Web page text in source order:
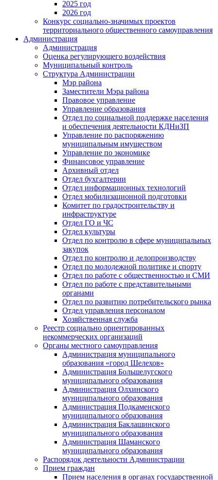
2025 год
2026 год
Конкурс социально-значимых проектов
территориального общественного самоуправления
Администрация
Администрация
Оценка регулирующего воздействия
Муниципальный контроль
Структура Администрации
Мэр района
Заместители Мэра района
Правовое управление
Управление образования
Отдел по социальной поддержке населения
и обеспечения деятельности КДНиЗП
Управление по распоряжению
муниципальным имуществом
Управление по экономике
Финансовое управление
Архивный отдел
Отдел бухгалтерии
Отдел информационных технологий
Отдел мобилизационной подготовки
Комитет по градостроительству и
инфраструктуре
Отдел ГО и ЧС
Отдел культуры
Отдел по контролю в сфере муниципальных
закупок
Отдел по контролю и делопроизводству
Отдел по молодежной политике и спорту
Отдел по работе с общественностью и СМИ
Отдел по работе с представительными
органами
Отдел по развитию потребительского рынка
Отдел управления персоналом
Хозяйственная служба
Реестр социально ориентированных
некоммерческих организаций
Органы местного самоуправления
Администрация муниципального
образования «город Шелехов»
Администрация Большелугского
муниципального образования
Администрация Олхинского
муниципального образования
Администрация Подкаменского
муниципального образования
Администрация Баклашинского
муниципального образования
Администрация Шаманского
муниципального образования
Распорядок деятельности Администрации
Прием граждан
Прием населения в органах государственной